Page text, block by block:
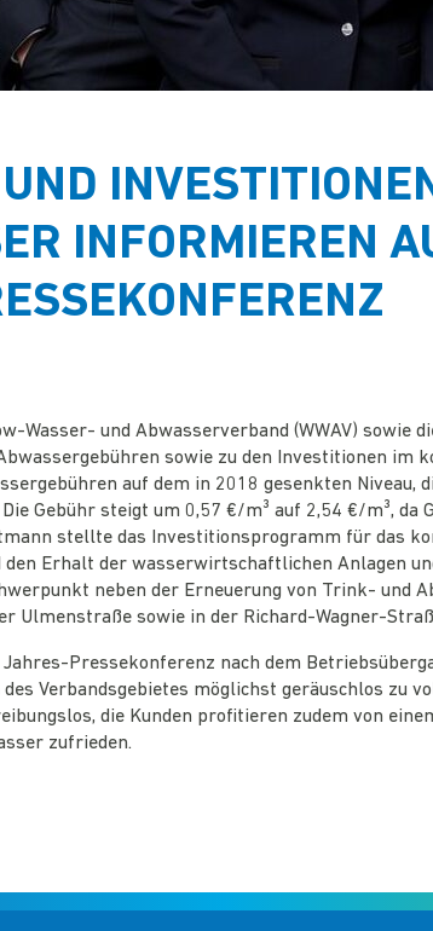
INFORMIEREN
Wasser- und Abwasserverband (WWAV)
sowie zu den Investitionen im
auf dem in 2018 gesenkten
Gebühr steigt um 0,57 €/m³ auf 2,54 €/m³,
stellte das Investitionsprogramm für das
den Erhalt der wasserwirtschaftlichen Anlagen
neben der Erneuerung von Trink- und
Ulmenstraße sowie in der Richard-Wagner-
Pressekonferenz nach dem
des Verbandsgebietes möglichst geräuschlos
die Kunden profitieren zudem von
zufrieden.